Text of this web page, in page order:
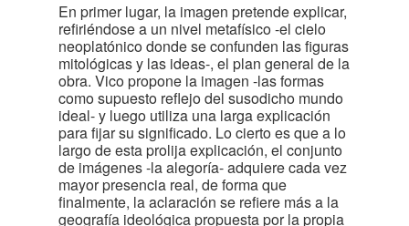
En primer lugar, la imagen pretende explicar,
refiriéndose a un nivel metafísico -el cielo
neoplatónico donde se confunden las figuras
mitológicas y las ideas-, el plan general de la
obra. Vico propone la imagen -las formas
como supuesto reflejo del susodicho mundo
ideal- y luego utiliza una larga explicación
para fijar su significado. Lo cierto es que a lo
largo de esta prolija explicación, el conjunto
de imágenes -la alegoría- adquiere cada vez
mayor presencia real, de forma que
finalmente, la aclaración se refiere más a la
geografía ideológica propuesta por la propia